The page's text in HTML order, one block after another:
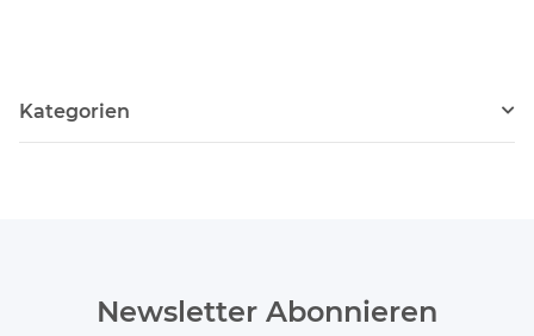
Kategorien
Newsletter Abonnieren